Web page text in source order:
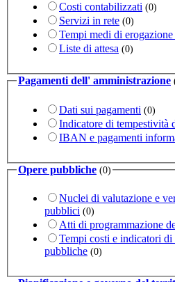
Costi contabilizzati (0)
Servizi in rete (0)
Tempi medi di
Liste di attesa (0)
Pagamenti dell' amministrazione
Dati sui pagamenti (0)
Indicatore di tempestività
IBAN e pagamenti
Opere pubbliche (0)
Nuclei di valutazione e
pubblici (0)
Atti di programmazione
Tempi costi e indicatori
pubbliche (0)